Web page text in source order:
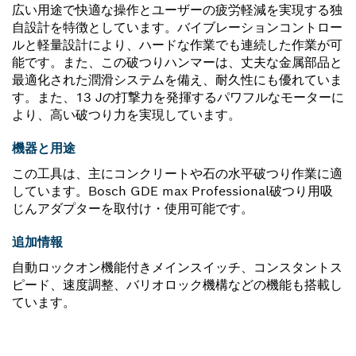
広い用途で快適な操作とユーザーの疲労軽減を実現する独
自設計を特徴としています。バイブレーションコントロー
ルと軽量設計により、ハードな作業でも連続した作業が可
能です。また、この破つりハンマーは、丈夫な金属部品と
最適化された潤滑システムを備え、耐久性にも優れていま
す。また、13 Jの打撃力を発揮するパワフルなモーターに
より、高い破つり力を実現しています。
機器と用途
この工具は、主にコンクリートや石の水平破つり作業に適
しています。Bosch GDE max Professional破つり用吸
じんアダプターを取付け・使用可能です。
追加情報
自動ロックオン機能付きメインスイッチ、コンスタントス
ピード、速度調整、バリオロック機構などの機能も搭載し
ています。